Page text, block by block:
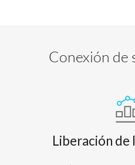
Conexión de
Liberación de